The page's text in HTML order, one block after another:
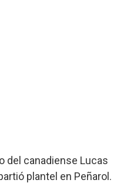
del canadiense Lucas
plantel en Peñarol.